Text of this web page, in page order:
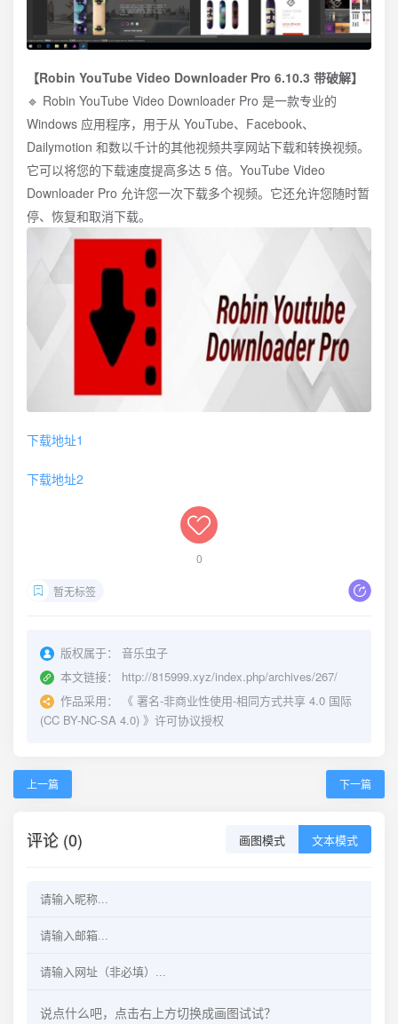
【Robin YouTube Video Downloader Pro 6.10.3 带破解】
🔹 Robin YouTube Video Downloader Pro 是一款专业的
Windows 应用程序，用于从 YouTube、Facebook、
Dailymotion 和数以千计的其他视频共享网站下载和转换视频。
它可以将您的下载速度提高多达 5 倍。YouTube Video
Downloader Pro 允许您一次下载多个视频。它还允许您随时暂
停、恢复和取消下载。
下载地址1
下载地址2
0
暂无标签
版权属于：
音乐虫子
本文链接：
http://815999.xyz/index.php/archives/267/
作品采用：
《 署名-非商业性使用-相同方式共享 4.0 国际
(CC BY-NC-SA 4.0) 》许可协议授权
上一篇 下一篇
评论 (0) 画图模式 文本模式